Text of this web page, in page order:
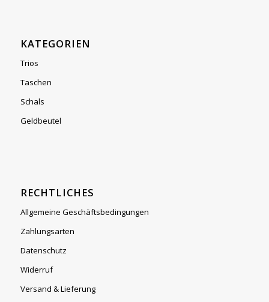
KATEGORIEN
Trios
Taschen
Schals
Geldbeutel
RECHTLICHES
Allgemeine Geschäftsbedingungen
Zahlungsarten
Datenschutz
Widerruf
Versand & Lieferung